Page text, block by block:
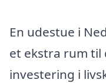
En udestue i
et ekstra rum til
investering i